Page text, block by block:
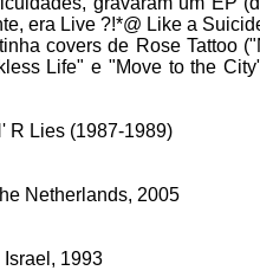
era Live ?!*@ Like a
covers de Rose Tattoo
Life" e "Move to the
R Lies (1987-1989)
Netherlands, 2005
Israel, 1993